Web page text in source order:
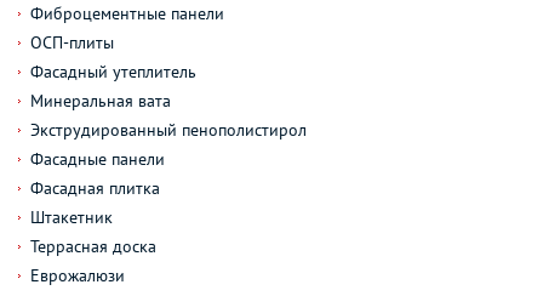
Фиброцементные панели
ОСП-плиты
Фасадный утеплитель
Минеральная вата
Экструдированный пенополистирол
Фасадные панели
Фасадная плитка
Штакетник
Террасная доска
Еврожалюзи